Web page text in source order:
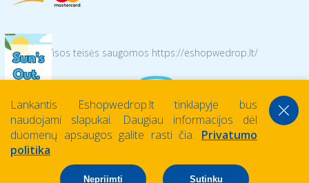
© 2026 Visos teisės saugomos https://eshopwedrop.lt/
Lankantis Eshopwedrop.lt tinklapyje bus
naudojami slapukai. Daugiau informacijos dėl
duomenų apsaugos galite rasti čia: Privatumo
politika
Nepriimti Sutinku